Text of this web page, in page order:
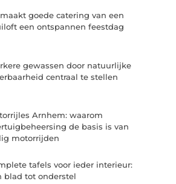
goede catering van een
een ontspannen feestdag
gewassen door natuurlijke
centraal te stellen
Arnhem: waarom
de basis is van
motorrijden
tafels voor ieder interieur:
blad tot onderstel